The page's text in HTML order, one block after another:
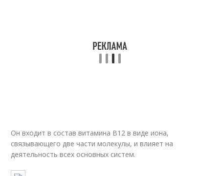
Он входит в состав витамина В12 в виде иона,
связывающего две части молекулы, и влияет на
деятельность всех основных систем.